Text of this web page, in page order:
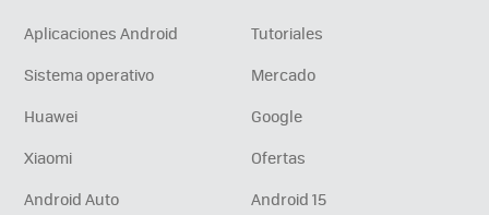
Aplicaciones Android
Tutoriales
Sistema operativo
Mercado
Huawei
Google
Xiaomi
Ofertas
Android Auto
Android 15